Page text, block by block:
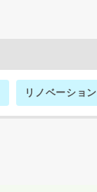
リノベーション